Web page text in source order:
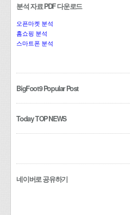
분석 자료 PDF 다운로드
오픈마켓 분석
홈쇼핑 분석
스마트폰 분석
BigFoot9 Popular Post
Today TOP NEWS
네이버로 공유하기